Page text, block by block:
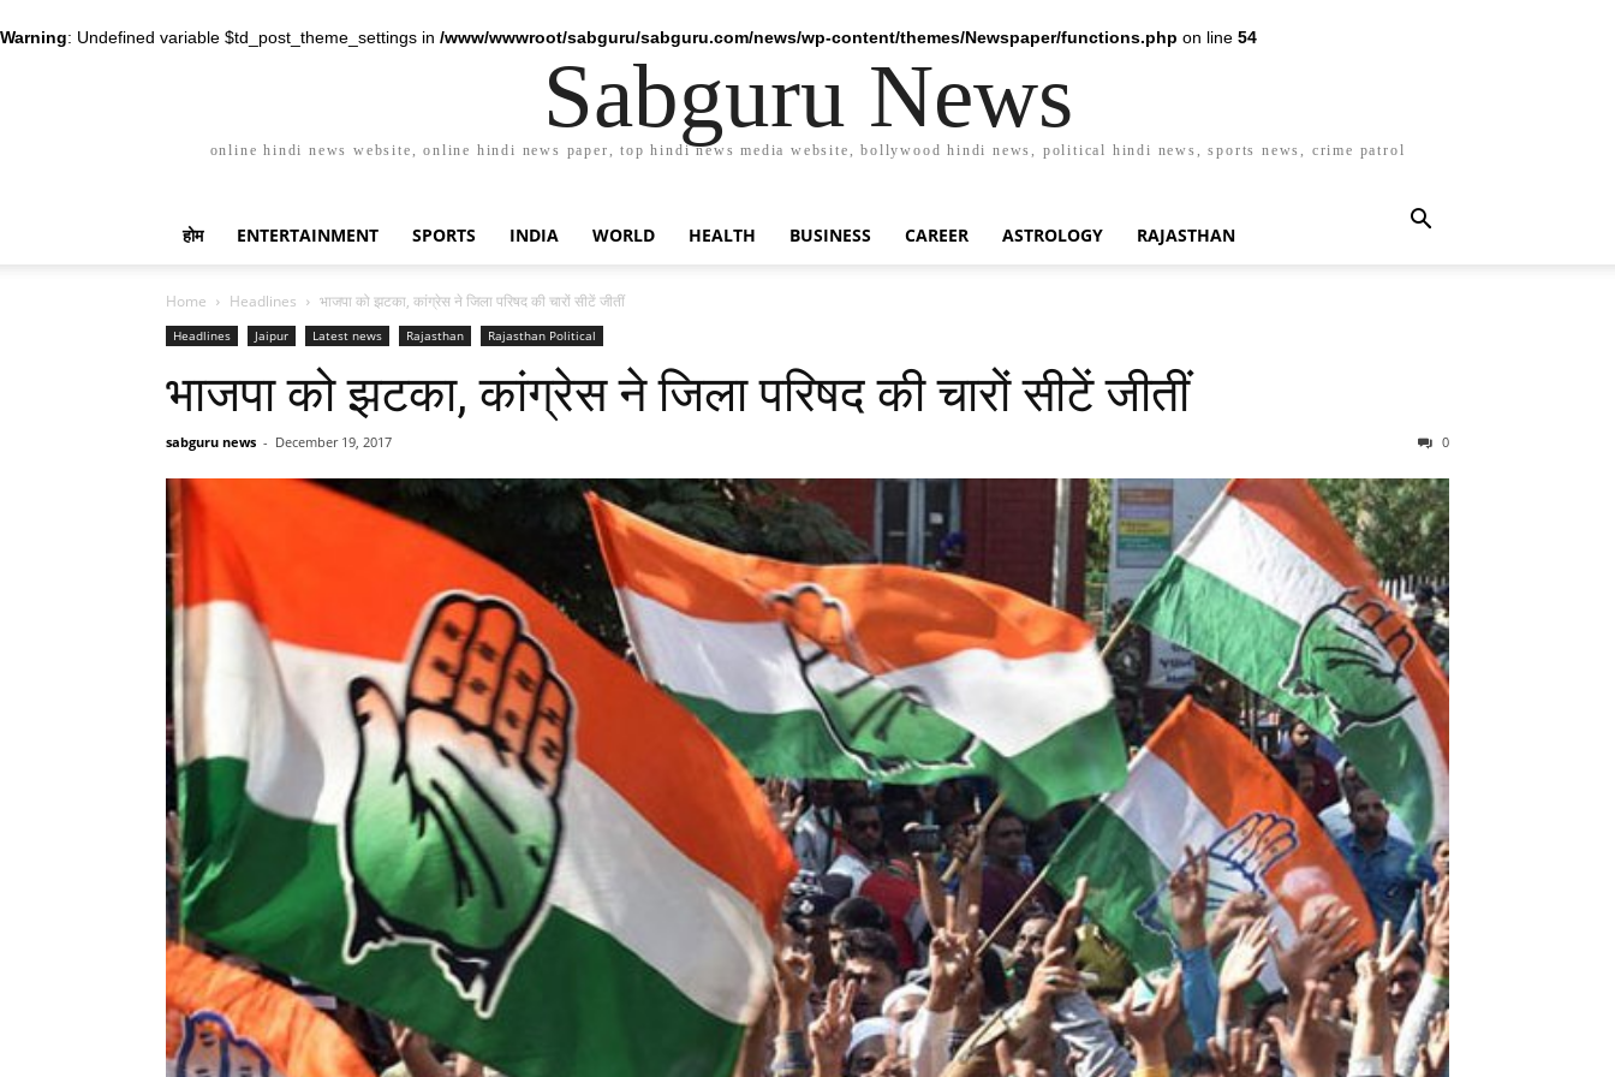
Warning: Undefined variable $td_post_theme_settings in /www/wwwroot/sabguru/sabguru.com/news/wp-content/themes/Newspaper/functions.php on line 54
Sabguru News
online hindi news website, online hindi news paper, top hindi news media website, bollywood hindi news, political hindi news, sports news, crime patrol
होम ENTERTAINMENT SPORTS INDIA WORLD HEALTH BUSINESS CAREER ASTROLOGY RAJASTHAN
Home Headlines भाजपा को झटका, कांग्रेस ने जिला परिषद की चारों सीटें जीतीं
Headlines Jaipur Latest news Rajasthan Rajasthan Political
भाजपा को झटका, कांग्रेस ने जिला परिषद की चारों सीटें जीतीं
sabguru news - December 19, 2017 0